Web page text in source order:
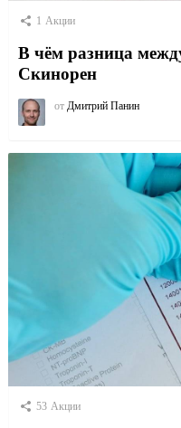
1 Акции
В чём разница
Скинорен
от Дмитрий Панин
53 Акции